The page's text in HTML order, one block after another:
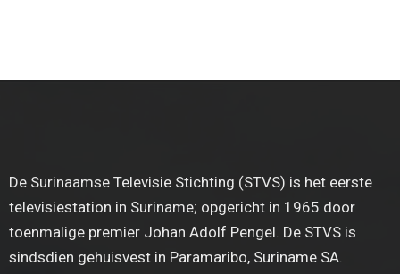
De Surinaamse Televisie Stichting (STVS) is het eerste
televisiestation in Suriname; opgericht in 1965 door
toenmalige premier Johan Adolf Pengel. De STVS is
sindsdien gehuisvest in Paramaribo, Suriname SA.